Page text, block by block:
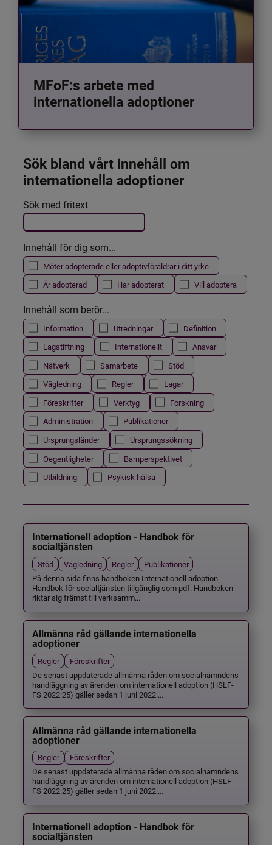
MFoF:s arbete med
internationella adoptioner
Sök bland vårt innehåll om
internationella adoptioner
Filtrera resultatet
Det här formuläret postas automatiskt
Sök med fritext
Innehåll för dig som...
Möter adopterade eller adoptivföräldrar i ditt yrke
Är adopterad
Har adopterat Vill adoptera
Innehåll som berör...
Information Utredningar
Definition
Lagstiftning
Internationellt
Ansvar
Nätverk
Samarbete
Stöd
Vägledning
Regler
Lagar
Föreskrifter
Verktyg
Forskning
Administration
Publikationer
Ursprungsländer
Ursprungssökning
Oegentligheter
Barnperspektivet
Utbildning
Psykisk hälsa
Internationell adoption - Handbok för
socialtjänsten
Stöd Vägledning Regler
Publikationer
På denna sida finns handboken Internationell adoption -
Handbok för socialtjänsten tillgänglig som pdf. Handboken
riktar sig främst till verksamm...
Allmänna råd gällande internationella
adoptioner
Regler
Föreskrifter
De senast uppdaterade allmänna råden om socialnämndens
handläggning av ärenden om internationell adoption (HSLF-
FS 2022:25) gäller sedan 1 juni 2022....
Allmänna råd gällande internationella
adoptioner
Regler
Föreskrifter
De senast uppdaterade allmänna råden om socialnämndens
handläggning av ärenden om internationell adoption (HSLF-
FS 2022:25) gäller sedan 1 juni 2022....
Internationell adoption - Handbok för
socialtjänsten